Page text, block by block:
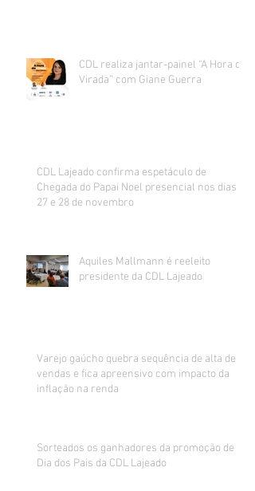
CDL realiza jantar-painel “A Hora da
Virada” com Giane Guerra
CDL Lajeado confirma espetáculo de
Chegada do Papai Noel presencial nos dias
27 e 28 de novembro
Aquiles Mallmann é reeleito
presidente da CDL Lajeado
Varejo gaúcho quebra sequência de alta de
vendas e fica apreensivo com impacto da
inflação na renda
Sorteados os ganhadores da promoção de
Dia dos Pais da CDL Lajeado